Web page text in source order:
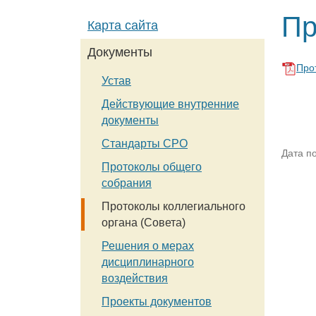
Карта сайта
Документы
Устав
Действующие внутренние
документы
Стандарты СРО
Протоколы общего
собрания
Протоколы коллегиального
органа (Совета)
Решения о мерах
дисциплинарного
воздействия
Проекты документов
Дата